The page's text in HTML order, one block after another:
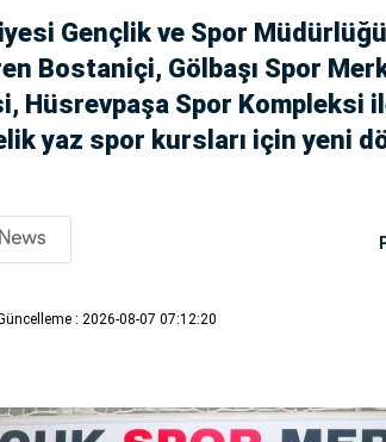
Gençlik ve Spor
Bostaniçi, Gölbaşı Spor
Hüsrevpaşa Spor Kompleksi
yaz spor kursları için yeni
: 2026-08-07 07:12:20